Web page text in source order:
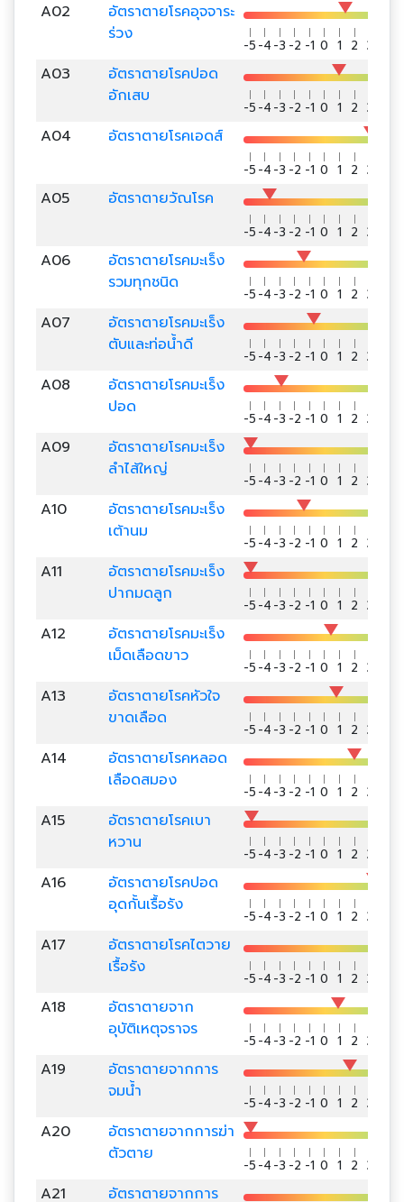
A02
อัตราตายโรคอุจจาระ
ร่วง
-5 -4 -3 -2 -1 0 1 2 3
A03
อัตราตายโรคปอด
อักเสบ
-5 -4 -3 -2 -1 0 1 2 3
A04 อัตราตายโรคเอดส์
-5 -4 -3 -2 -1 0 1 2 3
A05 อัตราตายวัณโรค
-5 -4 -3 -2 -1 0 1 2 3
A06
อัตราตายโรคมะเร็ง
รวมทุกชนิด
-5 -4 -3 -2 -1 0 1 2 3
A07
อัตราตายโรคมะเร็ง
ตับและท่อน้ำดี
-5 -4 -3 -2 -1 0 1 2 3
A08
อัตราตายโรคมะเร็ง
ปอด
-5 -4 -3 -2 -1 0 1 2 3
A09
อัตราตายโรคมะเร็ง
ลำไส้ใหญ่
-5 -4 -3 -2 -1 0 1 2 3
A10
อัตราตายโรคมะเร็ง
เต้านม
-5 -4 -3 -2 -1 0 1 2 3
A11
อัตราตายโรคมะเร็ง
ปากมดลูก
-5 -4 -3 -2 -1 0 1 2 3
A12
อัตราตายโรคมะเร็ง
เม็ดเลือดขาว
-5 -4 -3 -2 -1 0 1 2 3
A13
อัตราตายโรคหัวใจ
ขาดเลือด
-5 -4 -3 -2 -1 0 1 2 3
A14
อัตราตายโรคหลอด
เลือดสมอง
-5 -4 -3 -2 -1 0 1 2 3
A15
อัตราตายโรคเบา
หวาน
-5 -4 -3 -2 -1 0 1 2 3
A16
อัตราตายโรคปอด
อุดกั้นเรื้อรัง
-5 -4 -3 -2 -1 0 1 2 3
A17
อัตราตายโรคไตวาย
เรื้อรัง
-5 -4 -3 -2 -1 0 1 2 3
A18
อัตราตายจาก
อุบัติเหตุจราจร
-5 -4 -3 -2 -1 0 1 2 3
A19
อัตราตายจากการ
จมน้ำ
-5 -4 -3 -2 -1 0 1 2 3
A20
อัตราตายจากการฆ่า
ตัวตาย
-5 -4 -3 -2 -1 0 1 2 3
A21 อัตราตายจากการ